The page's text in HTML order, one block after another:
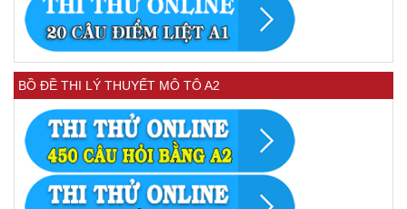
BỒ ĐỀ THI LÝ THUYẾT MÔ TÔ A2